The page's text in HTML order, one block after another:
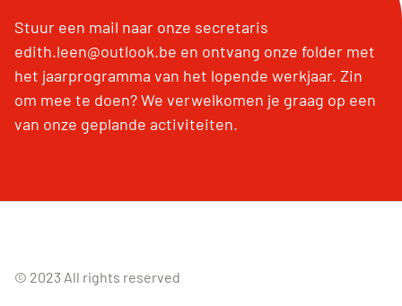
Stuur een mail naar onze secretaris
edith.leen@outlook.be en ontvang onze folder met
het jaarprogramma van het lopende werkjaar. Zin
om mee te doen? We verwelkomen je graag op een
van onze geplande activiteiten.
© 2023 All rights reserved